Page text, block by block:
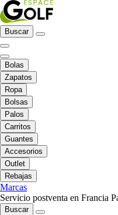
Buscar
Bolas
Zapatos
Ropa
Bolsas
Palos
Carritos
Guantes
Accesorios
Outlet
Rebajas
Marcas
Servicio postventa en Francia
Buscar